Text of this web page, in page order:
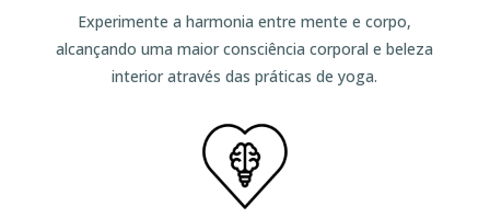
Experimente a harmonia entre mente e corpo,
alcançando uma maior consciência corporal e beleza
interior através das práticas de yoga.